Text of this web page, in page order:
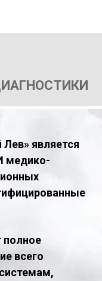
является
медико-
полное
всего